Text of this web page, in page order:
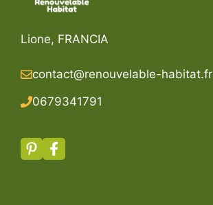
Lione, FRANCIA
contact@renouvelable-habitat.fr
0679341791